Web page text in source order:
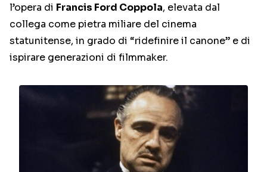
l’opera di Francis Ford Coppola, elevata dal
collega come pietra miliare del cinema
statunitense, in grado di “ridefinire il canone” e di
ispirare generazioni di filmmaker.